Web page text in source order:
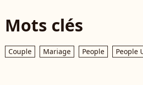
Mots clés
Couple Mariage People People